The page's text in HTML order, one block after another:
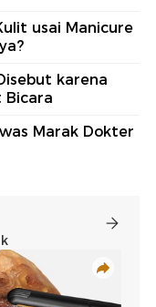
usai Manicure
karena
Bicara
Marak Dokter